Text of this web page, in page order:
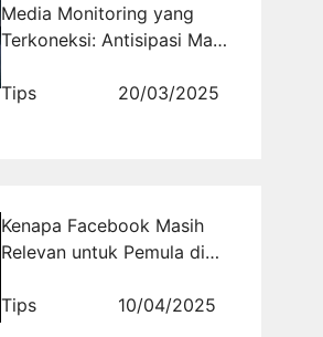
Media Monitoring yang
Terkoneksi: Antisipasi Masa
Tips
20/03/2025
Kenapa Facebook Masih
Relevan untuk Pemula di
Tips
10/04/2025